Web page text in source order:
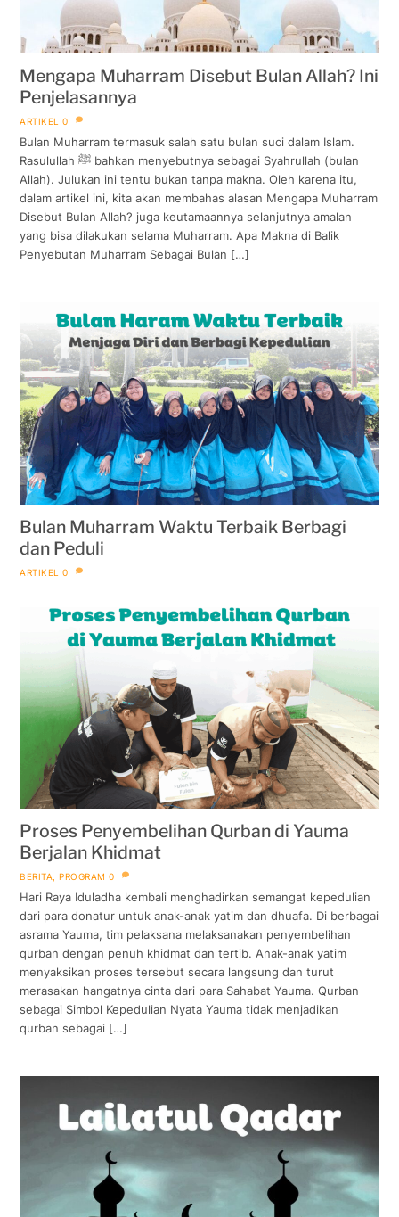
Mengapa Muharram Disebut Bulan Allah? Ini
Penjelasannya
ARTIKEL 0
Bulan Muharram termasuk salah satu bulan suci dalam Islam.
Rasulullah ﷺ bahkan menyebutnya sebagai Syahrullah (bulan
Allah). Julukan ini tentu bukan tanpa makna. Oleh karena itu,
dalam artikel ini, kita akan membahas alasan Mengapa Muharram
Disebut Bulan Allah? juga keutamaannya selanjutnya amalan
yang bisa dilakukan selama Muharram. Apa Makna di Balik
Penyebutan Muharram Sebagai Bulan […]
Bulan Muharram Waktu Terbaik Berbagi
dan Peduli
ARTIKEL 0
Proses Penyembelihan Qurban di Yauma
Berjalan Khidmat
BERITA ,PROGRAM 0
Hari Raya Iduladha kembali menghadirkan semangat kepedulian
dari para donatur untuk anak-anak yatim dan dhuafa. Di berbagai
asrama Yauma, tim pelaksana melaksanakan penyembelihan
qurban dengan penuh khidmat dan tertib. Anak-anak yatim
menyaksikan proses tersebut secara langsung dan turut
merasakan hangatnya cinta dari para Sahabat Yauma. Qurban
sebagai Simbol Kepedulian Nyata Yauma tidak menjadikan
qurban sebagai […]